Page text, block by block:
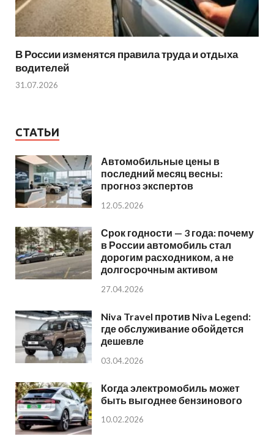
В России изменятся правила труда и отдыха
водителей
31.07.2026
СТАТЬИ
Автомобильные цены в
последний месяц весны:
прогноз экспертов
12.05.2026
Срок годности — 3 года: почему
в России автомобиль стал
дорогим расходником, а не
долгосрочным активом
27.04.2026
Niva Travel против Niva Legend:
где обслуживание обойдется
дешевле
03.04.2026
Когда электромобиль может
быть выгоднее бензинового
10.02.2026